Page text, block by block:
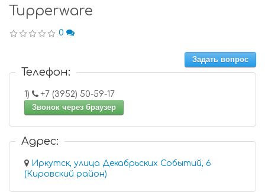
Tupperware
0
Задать вопрос
Телефон:
1)
+7 (3952) 50-59-17
Звонок через браузер
Адрес:
Иркутск, улица Декабрьских Событий, 6
(Кировский район)